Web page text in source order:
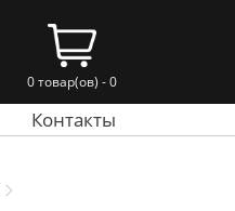
0 товар(ов) - 0
Контакты